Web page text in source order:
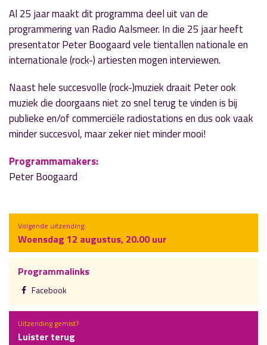
Al 25 jaar maakt dit programma deel uit van de
programmering van Radio Aalsmeer. In die 25 jaar heeft
presentator Peter Boogaard vele tientallen nationale en
internationale (rock-) artiesten mogen interviewen.
Naast hele succesvolle (rock-)muziek draait Peter ook
muziek die doorgaans niet zo snel terug te vinden is bij
publieke en/of commerciële radiostations en dus ook vaak
minder succesvol, maar zeker niet minder mooi!
Programmamakers:
Peter Boogaard
Volgende uitzending:
Woensdag 12 augustus, 20.00 uur
Programmalinks
Facebook
Uitzending gemist?
Luister terug